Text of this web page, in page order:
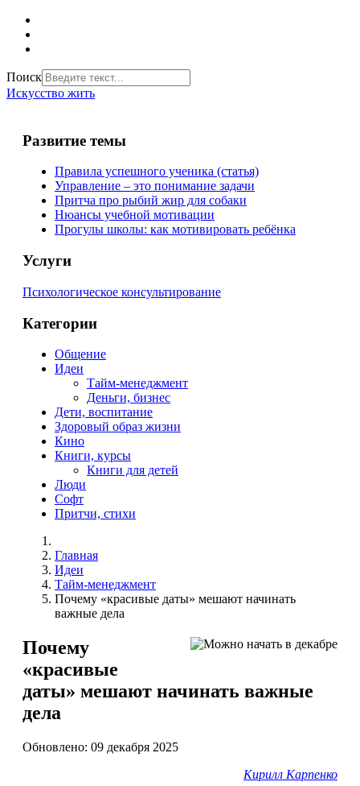
Поиск
Искусство жить
Развитие темы
Правила успешного ученика (статья)
Управление – это понимание задачи
Притча про рыбий жир для собаки
Нюансы учебной мотивации
Прогулы школы: как мотивировать ребёнка
Услуги
Психологическое консультирование
Категории
Общение
Идеи
Тайм-менеджмент
Деньги, бизнес
Дети, воспитание
Здоровый образ жизни
Кино
Книги, курсы
Книги для детей
Люди
Софт
Притчи, стихи
Главная
Идеи
Тайм-менеджмент
Почему «красивые даты» мешают начинать
важные дела
Почему
«красивые
даты» мешают начинать важные
дела
Обновлено: 09 декабря 2025
Кирилл Карпенко